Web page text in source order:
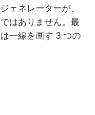
ェネレーターが、
はありません。最
一線を画す 3 つの